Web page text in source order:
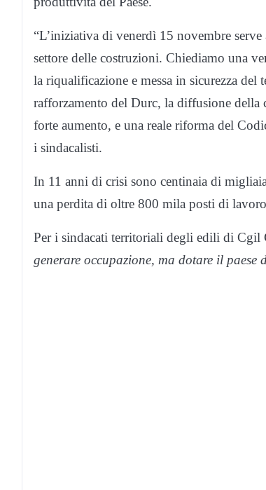
“L’iniziativa di venerdì 15 novembre
settore delle costruzioni. Chiediamo una
la riqualificazione e messa in sicurezza
rafforzamento del Durc, la diffusione
forte aumento, e una reale riforma del
i sindacalisti.
In 11 anni di crisi sono centinaia di
una perdita di oltre 800 mila posti di
Per i sindacati territoriali degli edili di
generare occupazione, ma dotare il paese